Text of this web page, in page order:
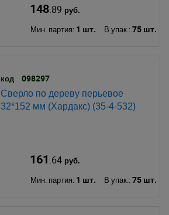
148.89 руб.
Мин. партия: 1 шт. В упак.: 75 шт.
код 098297
Сверло по дереву перьевое
32*152 мм (Хардакс) (35-4-532)
161.64руб.
Мин. партия: 1 шт. В упак.: 75 шт.